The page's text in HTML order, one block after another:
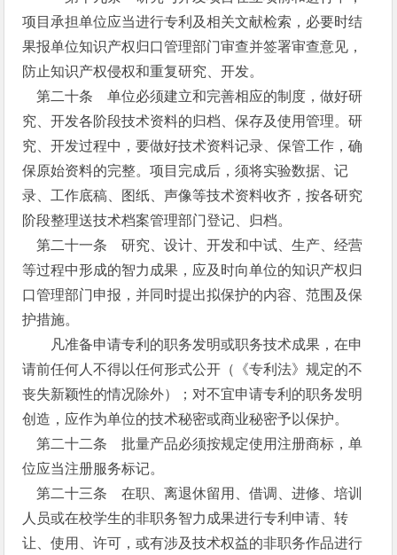
项目承担单位应当进行专利及相关文献检索，必要时结
果报单位知识产权归口管理部门审查并签署审查意见，
防止知识产权侵权和重复研究、开发。
第二十条 单位必须建立和完善相应的制度，做好研
究、开发各阶段技术资料的归档、保存及使用管理。研
究、开发过程中，要做好技术资料记录、保管工作，确
保原始资料的完整。项目完成后，须将实验数据、记
录、工作底稿、图纸、声像等技术资料收齐，按各研究
阶段整理送技术档案管理部门登记、归档。
第二十一条 研究、设计、开发和中试、生产、经营
等过程中形成的智力成果，应及时向单位的知识产权归
口管理部门申报，并同时提出拟保护的内容、范围及保
护措施。
凡准备申请专利的职务发明或职务技术成果，在申
请前任何人不得以任何形式公开（《专利法》规定的不
丧失新颖性的情况除外）；对不宜申请专利的职务发明
创造，应作为单位的技术秘密或商业秘密予以保护。
第二十二条 批量产品必须按规定使用注册商标，单
位应当注册服务标记。
第二十三条 在职、离退休留用、借调、进修、培训
人员或在校学生的非职务智力成果进行专利申请、转
让、使用、许可，或有涉及技术权益的非职务作品进行